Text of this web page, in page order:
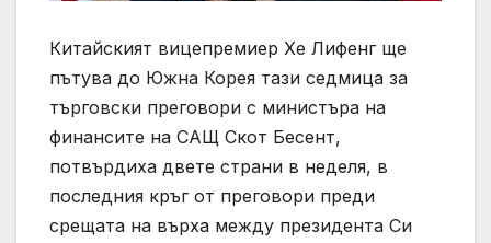
Китайският вицепремиер Хе Лифенг ще
пътува до Южна Корея тази седмица за
търговски преговори с министъра на
финансите на САЩ Скот Бесент,
потвърдиха двете страни в неделя, в
последния кръг от преговори преди
срещата на върха между президента Си